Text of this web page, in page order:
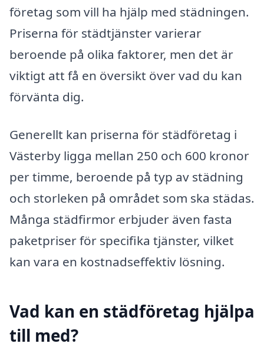
företag som vill ha hjälp med städningen.
Priserna för städtjänster varierar
beroende på olika faktorer, men det är
viktigt att få en översikt över vad du kan
förvänta dig.
Generellt kan priserna för städföretag i
Västerby ligga mellan 250 och 600 kronor
per timme, beroende på typ av städning
och storleken på området som ska städas.
Många städfirmor erbjuder även fasta
paketpriser för specifika tjänster, vilket
kan vara en kostnadseffektiv lösning.
Vad kan en städföretag hjälpa
till med?